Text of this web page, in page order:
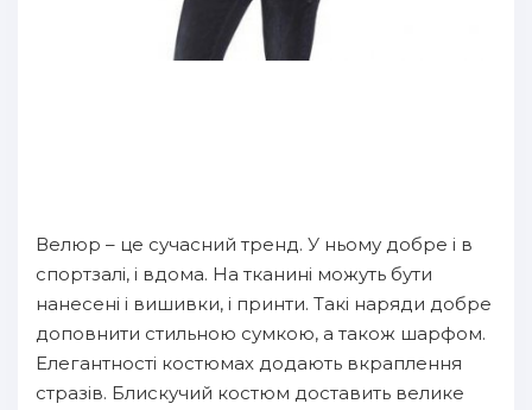
Велюр – це сучасний тренд. У ньому добре і в
спортзалі, і вдома. На тканині можуть бути
нанесені і вишивки, і принти. Такі наряди добре
доповнити стильною сумкою, а також шарфом.
Елегантності костюмах додають вкраплення
стразів. Блискучий костюм доставить велике